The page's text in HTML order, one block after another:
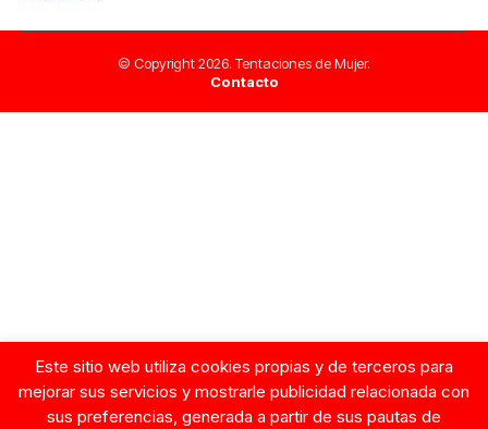
© Copyright 2026. Tentaciones de Mujer.
Contacto
Este sitio web utiliza cookies propias y de terceros para
mejorar sus servicios y mostrarle publicidad relacionada con
sus preferencias, generada a partir de sus pautas de